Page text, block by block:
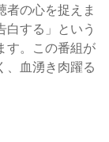
者の心を捉えま
白する」という
す。この番組が
、血湧き肉躍る